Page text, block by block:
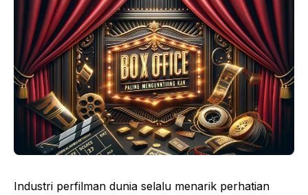
Industri perfilman dunia selalu menarik perhatian